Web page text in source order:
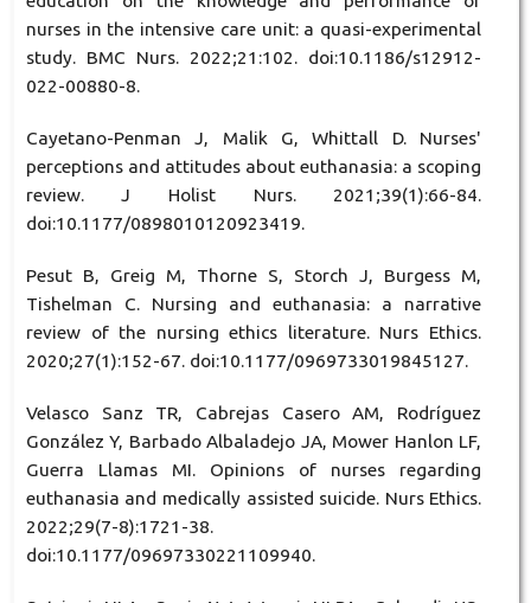
nurses in the intensive care unit: a quasi-experimental
study. BMC Nurs. 2022;21:102. doi:10.1186/s12912-
022-00880-8.
Cayetano-Penman J, Malik G, Whittall D. Nurses'
perceptions and attitudes about euthanasia: a scoping
review. J Holist Nurs. 2021;39(1):66-84.
doi:10.1177/0898010120923419.
Pesut B, Greig M, Thorne S, Storch J, Burgess M,
Tishelman C. Nursing and euthanasia: a narrative
review of the nursing ethics literature. Nurs Ethics.
2020;27(1):152-67. doi:10.1177/0969733019845127.
Velasco Sanz TR, Cabrejas Casero AM, Rodríguez
González Y, Barbado Albaladejo JA, Mower Hanlon LF,
Guerra Llamas MI. Opinions of nurses regarding
euthanasia and medically assisted suicide. Nurs Ethics.
2022;29(7-8):1721-38.
doi:10.1177/09697330221109940.